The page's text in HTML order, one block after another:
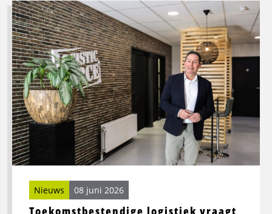
Nieuws 08 juni 2026
Lees
meer
over
Toekomstbestendige
logistiek
vraagt
om
slimme
processen
én
sterke
mensen